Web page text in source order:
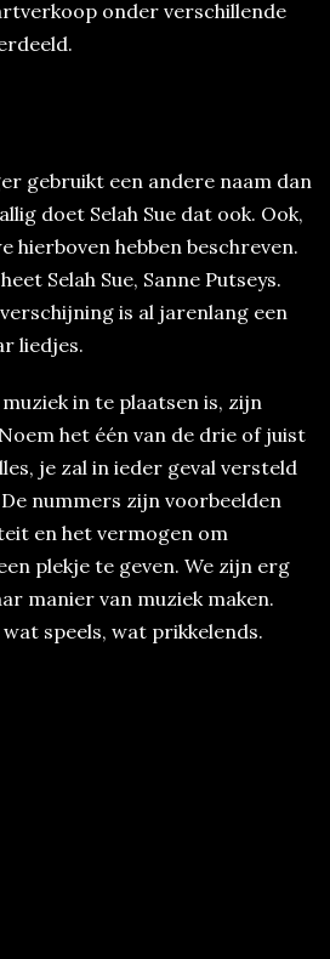
onder verschillende
gebruikt een andere naam dan
doet Selah Sue dat ook. Ook,
hierboven hebben beschreven.
Selah Sue, Sanne Putseys.
is al jarenlang een
liedjes.
in te plaatsen is, zijn
het één van de drie of juist
je zal in ieder geval versteld
nummers zijn voorbeelden
en het vermogen om
plekje te geven. We zijn erg
manier van muziek maken.
speels, wat prikkelends.